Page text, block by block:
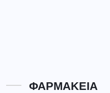
ΦΑΡΜΑΚΕΙΑ